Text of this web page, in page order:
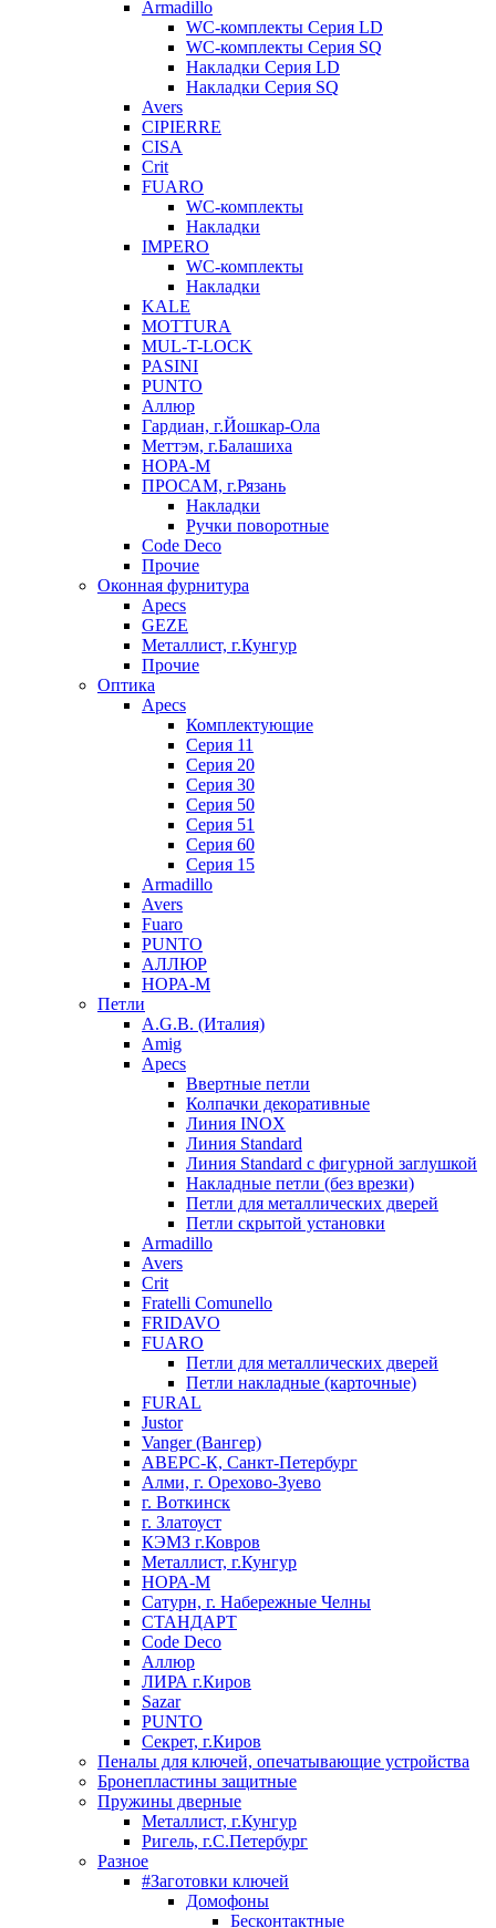
Armadillo
WC-комплекты Серия LD
WC-комплекты Серия SQ
Накладки Серия LD
Накладки Серия SQ
Avers
CIPIERRE
CISA
Crit
FUARO
WC-комплекты
Накладки
IMPERO
WC-комплекты
Накладки
KALE
MOTTURA
MUL-T-LOCK
PASINI
PUNTO
Аллюр
Гардиан, г.Йошкар-Ола
Меттэм, г.Балашиха
НОРА-М
ПРОСАМ, г.Рязань
Накладки
Ручки поворотные
Code Deco
Прочие
Оконная фурнитура
Apecs
GEZE
Металлист, г.Кунгур
Прочие
Оптика
Apecs
Комплектующие
Серия 11
Серия 20
Серия 30
Серия 50
Серия 51
Серия 60
Серия 15
Armadillo
Avers
Fuaro
PUNTO
АЛЛЮР
НОРА-М
Петли
A.G.B. (Италия)
Amig
Apecs
Ввертные петли
Колпачки декоративные
Линия INOX
Линия Standard
Линия Standard с фигурной заглушкой
Накладные петли (без врезки)
Петли для металлических дверей
Петли скрытой установки
Armadillo
Avers
Crit
Fratelli Comunello
FRIDAVO
FUARO
Петли для металлических дверей
Петли накладные (карточные)
FURAL
Justor
Vanger (Вангер)
АВЕРС-К, Санкт-Петербург
Алми, г. Орехово-Зуево
г. Воткинск
г. Златоуст
КЭМЗ г.Ковров
Металлист, г.Кунгур
НОРА-М
Сатурн, г. Набережные Челны
СТАНДАРТ
Code Deco
Аллюр
ЛИРА г.Киров
Sazar
PUNTO
Секрет, г.Киров
Пеналы для ключей, опечатывающие устройства
Бронепластины защитные
Пружины дверные
Металлист, г.Кунгур
Ригель, г.С.Петербург
Разное
#Заготовки ключей
Домофоны
Бесконтактные